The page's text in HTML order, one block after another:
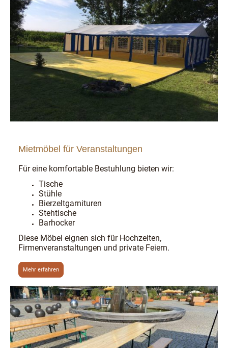
Mietmöbel für Veranstaltungen
Für eine komfortable Bestuhlung bieten wir:
Tische
Stühle
Bierzeltgarnituren
Stehtische
Barhocker
Diese Möbel eignen sich für Hochzeiten,
Firmenveranstaltungen und private Feiern.
Mehr erfahren